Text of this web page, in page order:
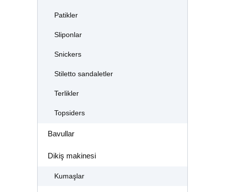
Patikler
Sliponlar
Snickers
Stiletto sandaletler
Terlikler
Topsiders
Bavullar
Dikiş makinesi
Kumaşlar